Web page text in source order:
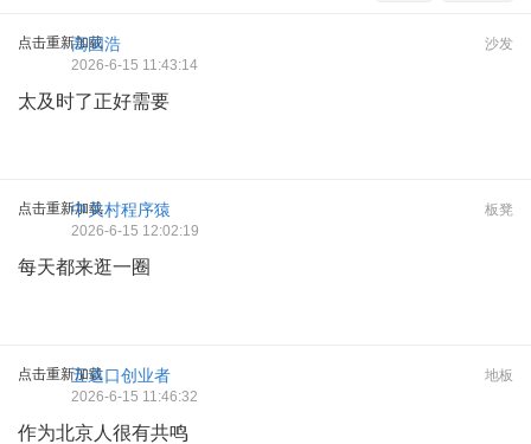
点击重新加载 沙发
高国浩
2026-6-15 11:43:14
太及时了正好需要
点击重新加载 板凳
中关村程序猿
2026-6-15 12:02:19
每天都来逛一圈
点击重新加载 地板
五道口创业者
2026-6-15 11:46:32
作为北京人很有共鸣